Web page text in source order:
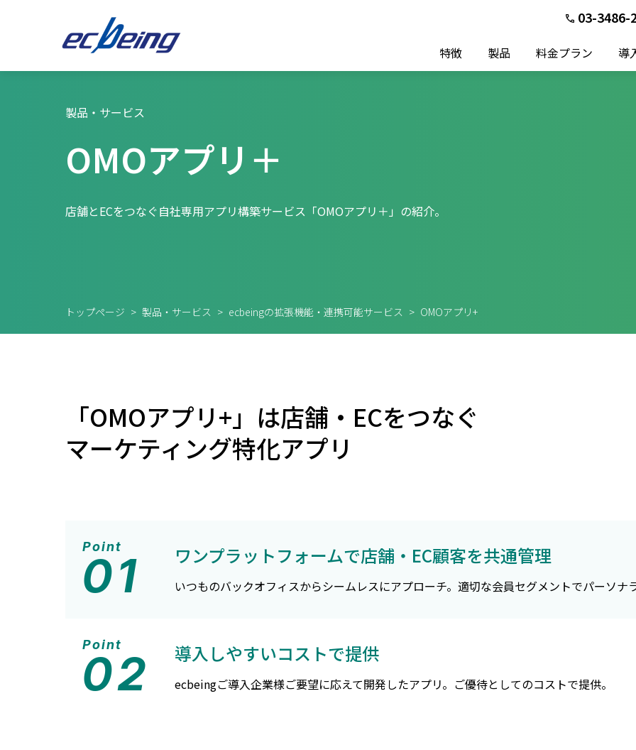
03-3486-
特徴 製品 料金プラン 導
製品・サービス
OMOアプリ＋
店舗とECをつなぐ自社専用アプリ構築サービス「OMOアプリ＋」の紹介。
トップページ > 製品・サービス > ecbeingの拡張機能・連携可能サービス > OMOアプリ+
「OMOアプリ+」は店舗・ECをつなぐ
マーケティング特化アプリ
Point
01 ワンプラットフォームで店舗・EC顧客を共通管理
いつものバックオフィスからシームレスにアプローチ。適切な会員セグメントでパーソナ
Point
02 導入しやすいコストで提供
ecbeingご導入企業様ご要望に応えて開発したアプリ。ご優待としてのコストで提供。